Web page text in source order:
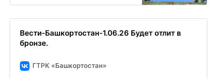
Вести-Башкортостан-1.06.26 Будет отлит в
бронзе.
ГТРК «Башкортостан»